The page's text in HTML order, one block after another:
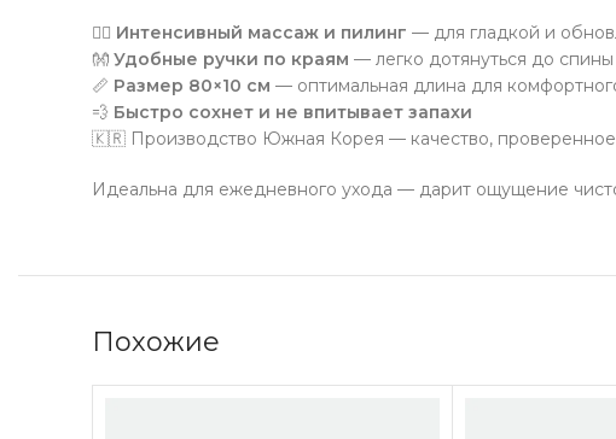
💆‍♀️ Интенсивный массаж и пилинг — для гладкой и
👐 Удобные ручки по краям — легко дотянуться до
📏 Размер 80×10 см — оптимальная длина для
💨 Быстро сохнет и не впитывает запахи
🇰🇷 Производство Южная Корея — качество,
Идеальна для ежедневного ухода — дарит ощущение
Похожие